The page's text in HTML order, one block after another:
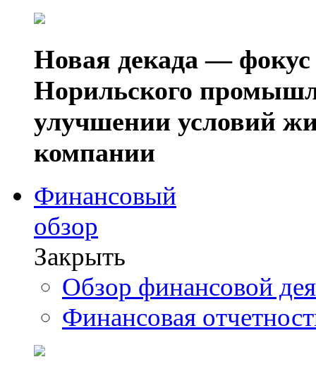
Новая декада — фокус
Норильского
улучшении условий
компании
Финансовый
обзор
Закрыть
Обзор финансовой
Финансовая